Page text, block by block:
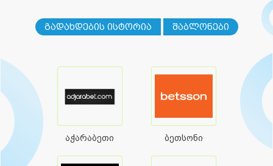
გადახდების ისტორია შაბლონები
აჭარაბეთი ბეთსონი